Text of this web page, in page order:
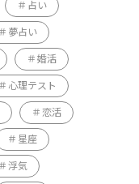
占い
夢占い
婚活
心理テスト
恋活
星座
浮気